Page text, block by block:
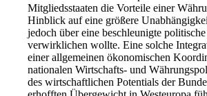
Mitgliedsstaaten die Vorteile einer
Hinblick auf eine größere
jedoch über eine beschleunigte
verwirklichen wollte. Eine solche
einer allgemeinen ökonomischen
nationalen Wirtschafts- und
des wirtschaftlichen Potentials der